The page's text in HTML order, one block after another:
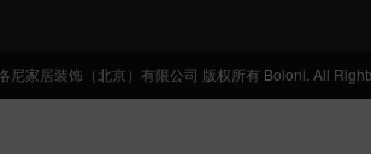
家居装饰（北京）有限公司 版权所有 Boloni. All